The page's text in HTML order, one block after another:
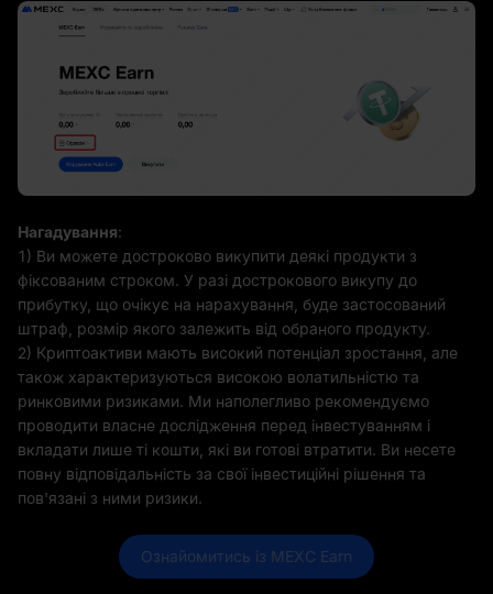
Нагадування:
1) Ви можете достроково викупити деякі продукти з
фіксованим строком. У разі дострокового викупу до
прибутку, що очікує на нарахування, буде застосований
штраф, розмір якого залежить від обраного продукту.
2) Криптоактиви мають високий потенціал зростання, але
також характеризуються високою волатильністю та
ринковими ризиками. Ми наполегливо рекомендуємо
проводити власне дослідження перед інвестуванням і
вкладати лише ті кошти, які ви готові втратити. Ви несете
повну відповідальність за свої інвестиційні рішення та
пов'язані з ними ризики.
Ознайомитись із MEXC Earn